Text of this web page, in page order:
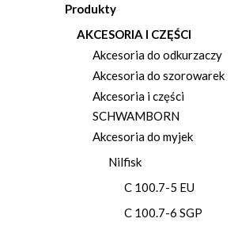
Produkty
AKCESORIA I CZĘŚCI
Akcesoria do odkurzaczy
Akcesoria do szorowarek
Akcesoria i części
SCHWAMBORN
Akcesoria do myjek
Nilfisk
C 100.7-5 EU
C 100.7-6 SGP